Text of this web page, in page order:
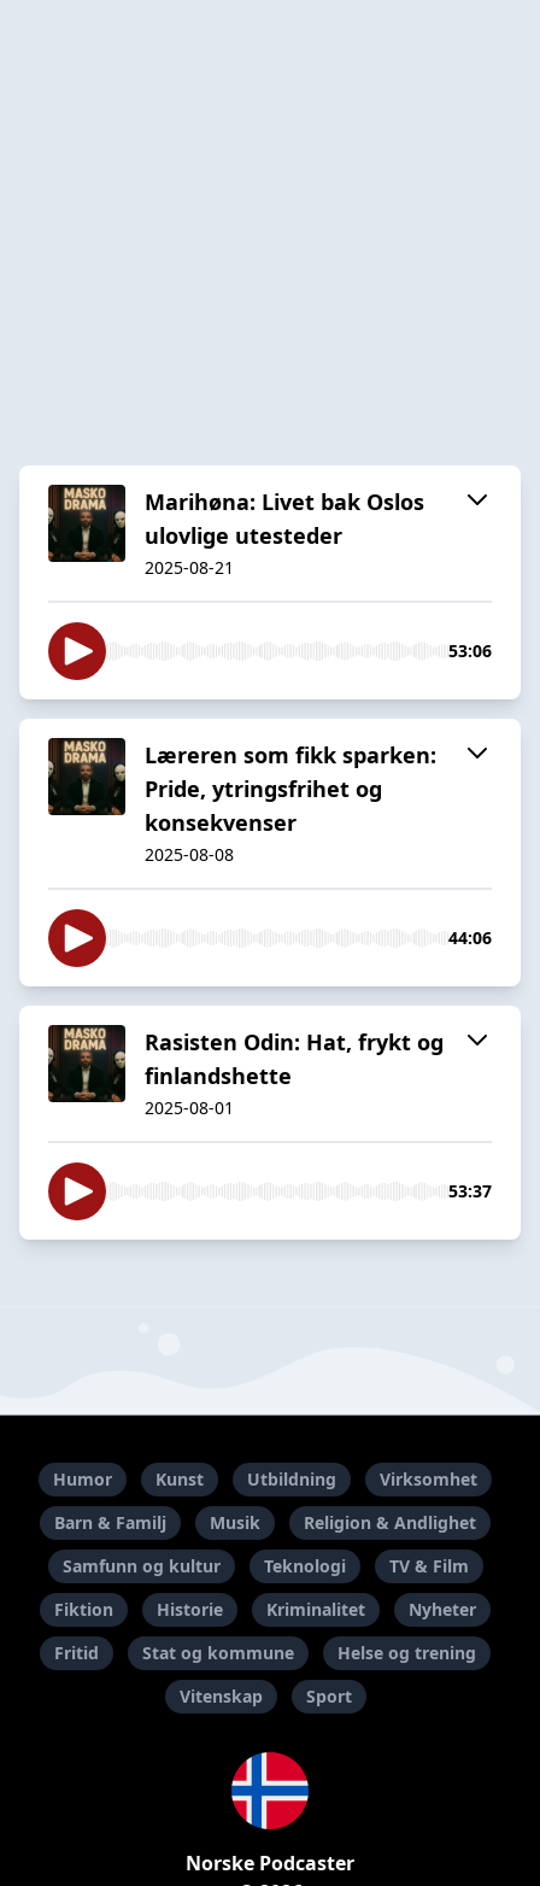
Marihøna: Livet bak Oslos
ulovlige utesteder
2025-08-21
53:06
Læreren som fikk sparken:
Pride, ytringsfrihet og
konsekvenser
2025-08-08
44:06
Rasisten Odin: Hat, frykt og
finlandshette
2025-08-01
53:37
Humor Kunst Utbildning
Virksomhet
Barn & Familj
Musik
Religion & Andlighet
Samfunn og kultur
Teknologi
TV & Film
Fiktion
Historie Kriminalitet
Nyheter
Fritid
Stat og kommune
Helse og trening
Vitenskap
Sport
Norske Podcaster